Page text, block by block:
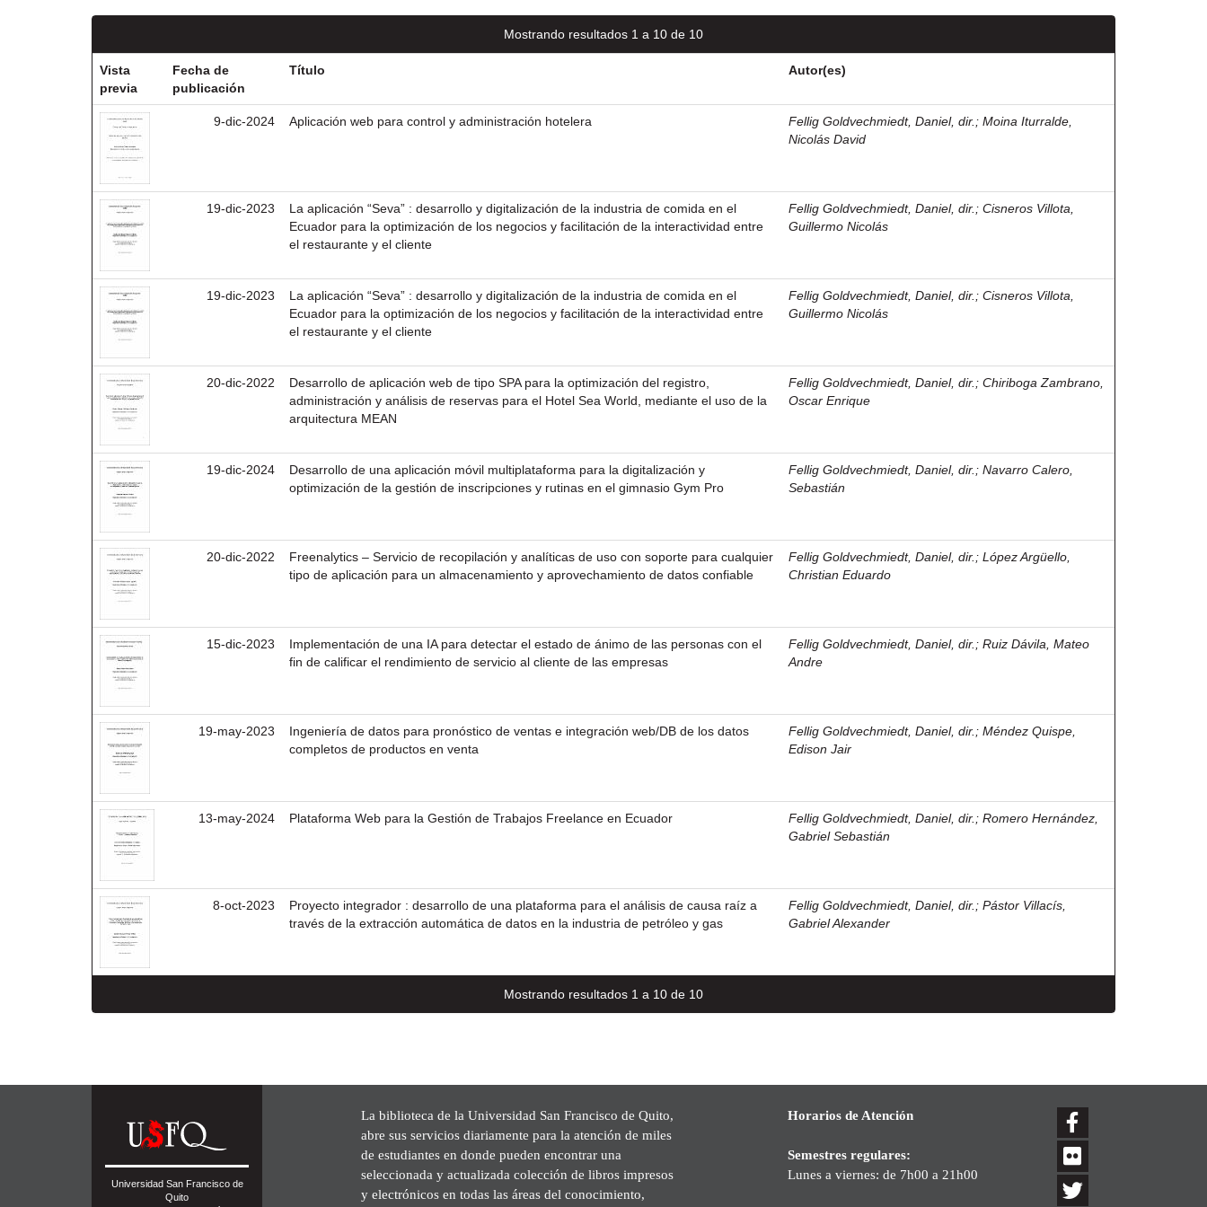
Mostrando resultados 1 a 10 de 10
Vista
previa
Fecha de
publicación
Título Autor(es)
9-dic-2024 Aplicación web para control y administración hotelera Fellig Goldvechmiedt, Daniel, dir. ; Moina Iturralde,
Nicolás David
19-dic-2023
La aplicación “Seva” : desarrollo y digitalización de la industria de comida en el
Ecuador para la optimización de los negocios y facilitación de la interactividad entre
el restaurante y el cliente
Fellig Goldvechmiedt, Daniel, dir. ; Cisneros Villota,
Guillermo Nicolás
19-dic-2023
La aplicación “Seva” : desarrollo y digitalización de la industria de comida en el
Ecuador para la optimización de los negocios y facilitación de la interactividad entre
el restaurante y el cliente
Fellig Goldvechmiedt, Daniel, dir. ; Cisneros Villota,
Guillermo Nicolás
20-dic-2022
Desarrollo de aplicación web de tipo SPA para la optimización del registro,
administración y análisis de reservas para el Hotel Sea World, mediante el uso de la
arquitectura MEAN
Fellig Goldvechmiedt, Daniel, dir. ; Chiriboga Zambrano,
Oscar Enrique
19-dic-2024
Desarrollo de una aplicación móvil multiplataforma para la digitalización y
optimización de la gestión de inscripciones y rutinas en el gimnasio Gym Pro
Fellig Goldvechmiedt, Daniel, dir. ; Navarro Calero,
Sebastián
20-dic-2022
Freenalytics – Servicio de recopilación y analíticas de uso con soporte para cualquier
tipo de aplicación para un almacenamiento y aprovechamiento de datos confiable
Fellig Goldvechmiedt, Daniel, dir. ; López Argüello,
Christian Eduardo
15-dic-2023
Implementación de una IA para detectar el estado de ánimo de las personas con el
fin de calificar el rendimiento de servicio al cliente de las empresas
Fellig Goldvechmiedt, Daniel, dir. ; Ruiz Dávila, Mateo
Andre
19-may-2023
Ingeniería de datos para pronóstico de ventas e integración web/DB de los datos
completos de productos en venta
Fellig Goldvechmiedt, Daniel, dir. ; Méndez Quispe,
Edison Jair
13-may-2024 Plataforma Web para la Gestión de Trabajos Freelance en Ecuador Fellig Goldvechmiedt, Daniel, dir. ; Romero Hernández,
Gabriel Sebastián
8-oct-2023
Proyecto integrador : desarrollo de una plataforma para el análisis de causa raíz a
través de la extracción automática de datos en la industria de petróleo y gas
Fellig Goldvechmiedt, Daniel, dir. ; Pástor Villacís,
Gabriel Alexander
Mostrando resultados 1 a 10 de 10
Universidad San Francisco de
Quito
La biblioteca de la Universidad San Francisco de Quito,
abre sus servicios diariamente para la atención de miles
de estudiantes en donde pueden encontrar una
seleccionada y actualizada colección de libros impresos
y electrónicos en todas las áreas del conocimiento,
Horarios de Atención
Semestres regulares:
Lunes a viernes: de 7h00 a 21h00